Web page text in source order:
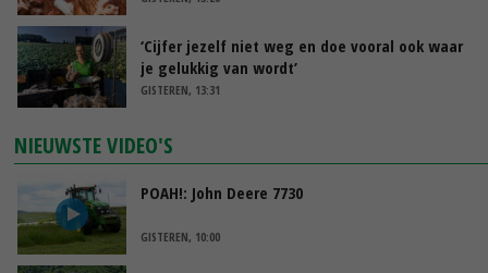
‘Cijfer jezelf niet weg en doe vooral ook waar
je gelukkig van wordt’
GISTEREN, 13:31
NIEUWSTE VIDEO'S
POAH!: John Deere 7730
GISTEREN, 10:00